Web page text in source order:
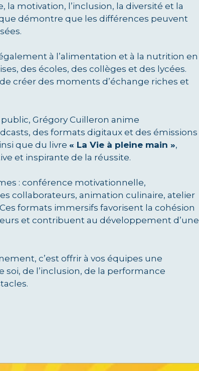
la motivation, l’inclusion, la diversité et la
démontre que les différences peuvent
à l’alimentation et à la nutrition en
des écoles, des collèges et des lycées.
créer des moments d’échange riches et
Grégory Cuilleron anime
des formats digitaux et des émissions
que du livre « La Vie à pleine main »,
et inspirante de la réussite.
: conférence motivationnelle,
collaborateurs, animation culinaire, atelier
formats immersifs favorisent la cohésion
et contribuent au développement d’une
c’est offrir à vos équipes une
de l’inclusion, de la performance